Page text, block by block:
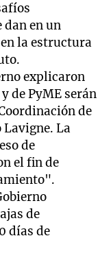
en un
la estructura
explicaron
de PyME serán
de
Lavigne. La
de
el fin de
de
días de